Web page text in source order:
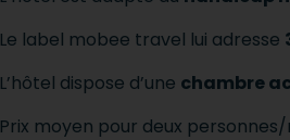
Le label mobee travel lui adresse
L’hôtel dispose d’une chambre
Prix moyen pour deux personnes/